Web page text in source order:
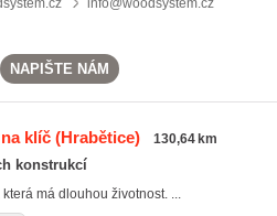
info@woodsystem.cz
NAPIŠTE NÁM
klíč(Hrabětice) 130,64 km
konstrukcí
má dlouhou životnost. ...